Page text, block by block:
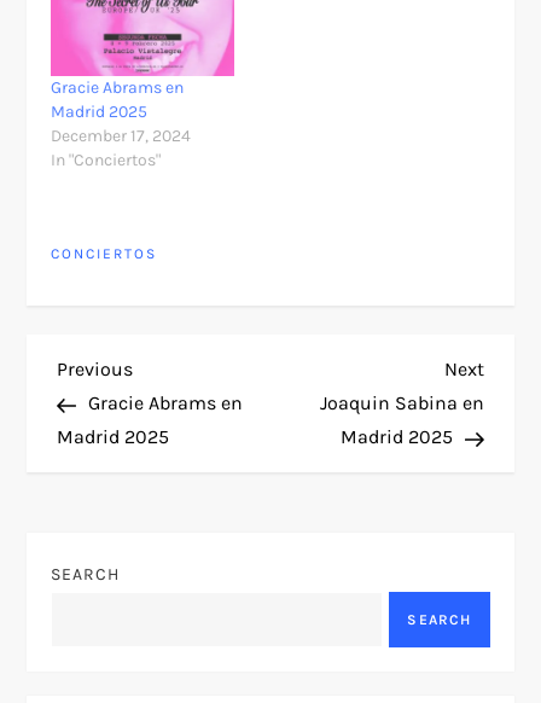
año promete ser aún
más espectacular.
Grandes nombres
internacionales y
nacionales pisarán los
escenarios españoles,
ofreciendo
Gracie Abrams en
Madrid 2025
December 17, 2024
In "Conciertos"
CONCIERTOS
P
o
Previous
Post
Previous
Gracie Abrams en
Madrid 2025
Next
Post
Next
Joaquin Sabina en
Madrid 2025
SEARCH
SEARCH